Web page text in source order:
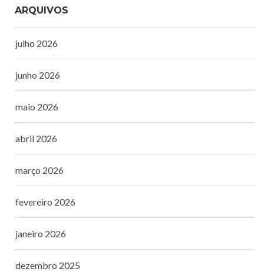
ARQUIVOS
julho 2026
junho 2026
maio 2026
abril 2026
março 2026
fevereiro 2026
janeiro 2026
dezembro 2025